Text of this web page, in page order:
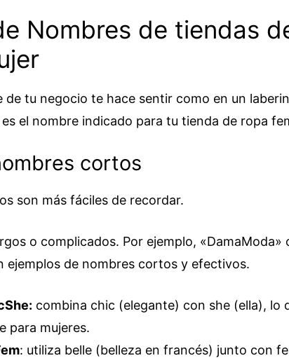
Nombres de tiendas
de tu negocio te hace sentir como en un
el nombre indicado para tu tienda de ropa
cortos
son más fáciles de recordar.
o complicados. Por ejemplo, «DamaModa»
ejemplos de nombres cortos y efectivos.
combina chic (elegante) con she (ella), lo
para mujeres.
: utiliza belle (belleza en francés) junto con